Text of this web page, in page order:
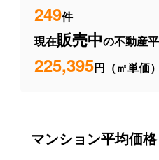
249件
現在販売中の不動産
225,395円（㎡単価）
マンション平均価